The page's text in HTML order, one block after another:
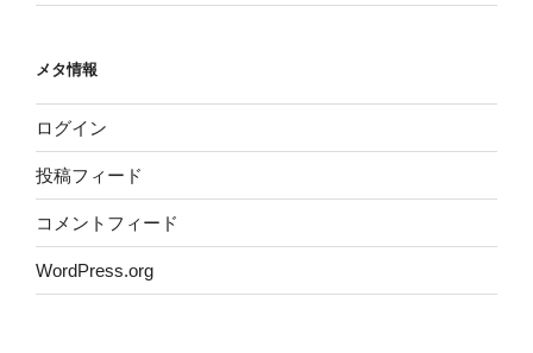
メタ情報
ログイン
投稿フィード
コメントフィード
WordPress.org